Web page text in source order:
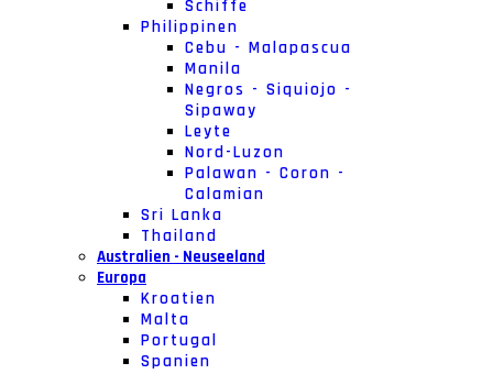
Schiffe
Philippinen
Cebu - Malapascua
Manila
Negros - Siquiojo -
Sipaway
Leyte
Nord-Luzon
Palawan - Coron -
Calamian
Sri Lanka
Thailand
Australien - Neuseeland
Europa
Kroatien
Malta
Portugal
Spanien